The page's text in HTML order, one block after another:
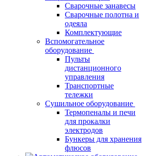
Сварочные занавесы
Сварочные полотна и
одеяла
Комплектующие
Вспомогательное
оборудование
Пульты
дистанционного
управления
Транспортные
тележки
Сушильное оборудование
Термопеналы и печи
для прокалки
электродов
Бункеры для хранения
флюсов